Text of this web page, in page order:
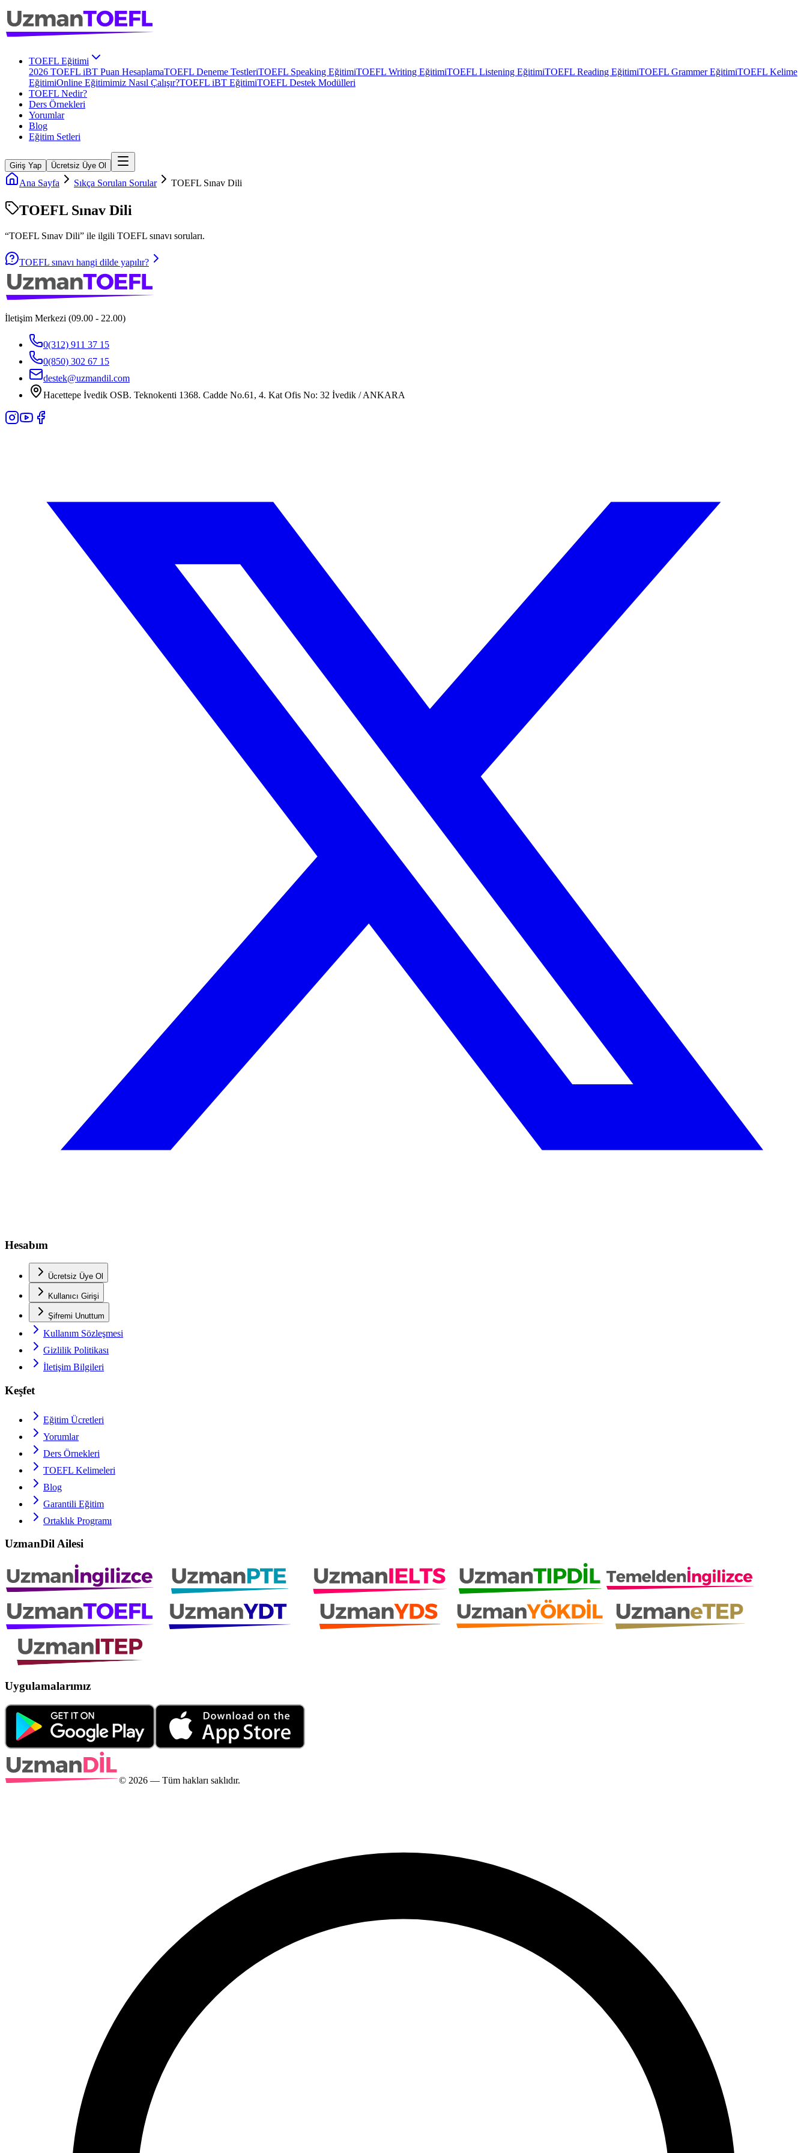
TOEFL Eğitimi
2026 TOEFL iBT Puan HesaplamaTOEFL Deneme TestleriTOEFL Speaking EğitimiTOEFL Writing EğitimiTOEFL Listening EğitimiTOEFL Reading EğitimiTOEFL Grammer EğitimiTOEFL Kelime
EğitimiOnline Eğitimimiz Nasıl Çalışır?TOEFL iBT EğitimiTOEFL Destek Modülleri
TOEFL Nedir?
Ders Örnekleri
Yorumlar
Blog
Eğitim Setleri
Giriş Yap Ücretsiz Üye Ol
Ana Sayfa Sıkça Sorulan Sorular TOEFL Sınav Dili
TOEFL Sınav Dili
“TOEFL Sınav Dili” ile ilgili TOEFL sınavı soruları.
TOEFL sınavı hangi dilde yapılır?
İletişim Merkezi (09.00 - 22.00)
0(312) 911 37 15
0(850) 302 67 15
destek@uzmandil.com
Hacettepe İvedik OSB. Teknokenti 1368. Cadde No.61, 4. Kat Ofis No: 32 İvedik / ANKARA
Hesabım
Ücretsiz Üye Ol
Kullanıcı Girişi
Şifremi Unuttum
Kullanım Sözleşmesi
Gizlilik Politikası
İletişim Bilgileri
Keşfet
Eğitim Ücretleri
Yorumlar
Ders Örnekleri
TOEFL Kelimeleri
Blog
Garantili Eğitim
Ortaklık Programı
UzmanDil Ailesi
Uygulamalarımız
© 2026 — Tüm hakları saklıdır.